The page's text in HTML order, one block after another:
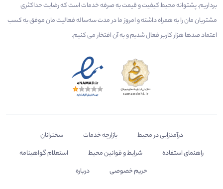
برداریم. پشتوانه محیط کیفیت و قیمت به صرفه خدمات است که رضایت حداکثری
مشتریان مان را به همراه داشته و امروز ما در مدت سه‌ساله فعالیت مان موفق به کسب
اعتماد صدها هزار کاربر فعال شدیم و به آن افتخار می‌ کنیم.
درآمدزایی در محیط بازارچه خدمات
سخنرانان
راهنمای استفاده
شرایط و قوانین محیط
استعلام گواهینامه
حریم خصوصی
درباره